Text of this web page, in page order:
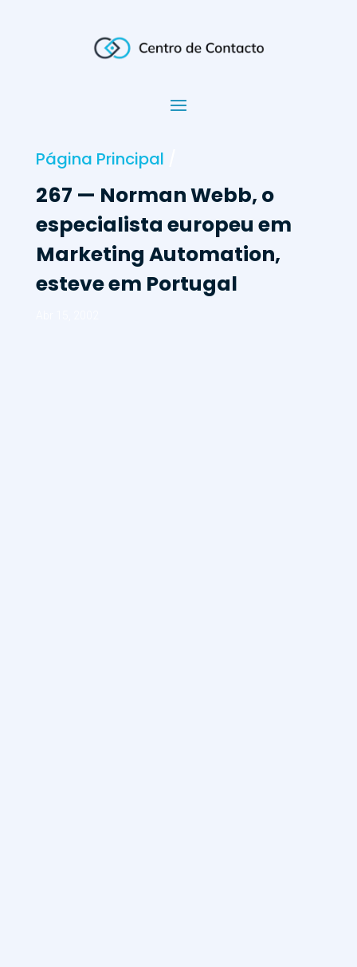
Página Principal
267 — Norman Webb, o
especialista europeu em
Marketing Automation,
esteve em Portugal